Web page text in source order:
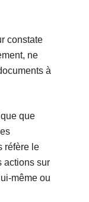
constate
ne
à
que
réfère le
actions sur
même ou